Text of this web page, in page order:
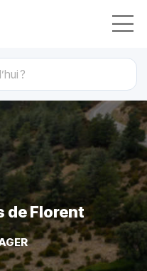
de Florent